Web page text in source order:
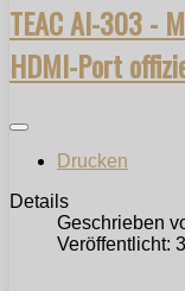
TEAC AI-303 -
HDMI-Port
Drucken
Details
Geschrieben
Veröffentlicht: